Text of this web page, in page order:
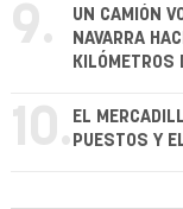
9.
UN CAMIÓN
NAVARRA
KILÓMETROS
10. EL
PUESTOS Y